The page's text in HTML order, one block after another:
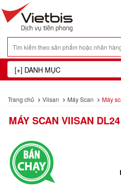
Trang chủ Viisan Máy Scan Máy
MÁY SCAN VIISAN DL24